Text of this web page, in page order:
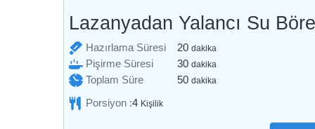
Lazanyadan Yalancı Su
Hazırlama Süresi 20dakika
dakika
Pişirme Süresi 30dakika
dakika
Toplam Süre 50dakika
dakika
Porsiyon :4 Kişilik